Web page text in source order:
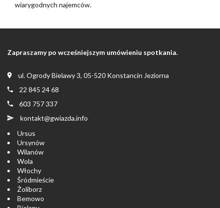
wiarygodnych najemców.
Zapraszamy po wcześniejszym umówieniu spotkania.
ul. Ogrody Bielawy 3, 05-520 Konstancin Jeziorna
22 845 24 68
603 757 337
kontakt@gwiazda.info
Ursus
Ursynów
Wilanów
Wola
Włochy
Śródmieście
Żoliborz
Bemowo